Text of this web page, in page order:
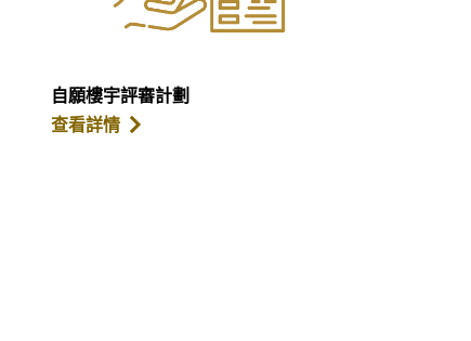
自願樓宇評審計劃
查看詳情